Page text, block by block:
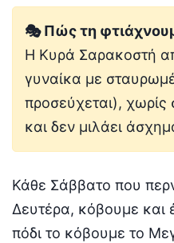
🎭 Πώς τη
Η Κυρά Σαρακοστή
γυναίκα με
προσεύχεται), χωρίς
και δεν μιλάει
Κάθε Σάββατο που
Δευτέρα, κόβουμε και
πόδι το κόβουμε το